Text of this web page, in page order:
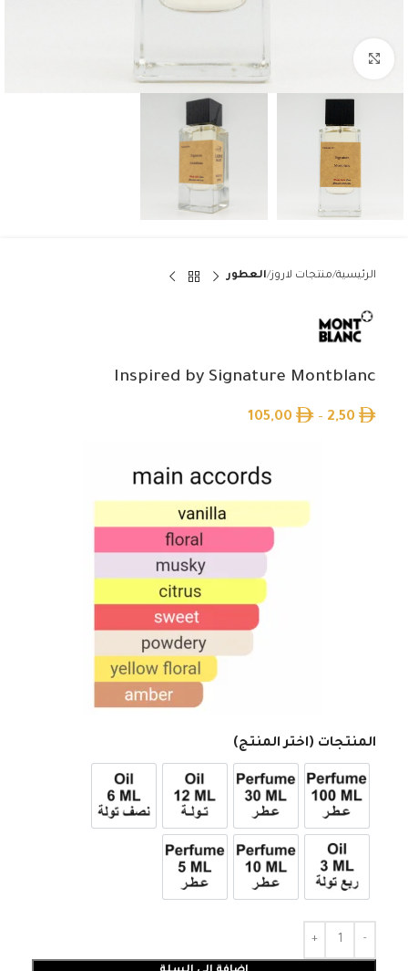
الرئيسية منتجات لاروز العطور
Inspired by Signature Montblanc
2,50
–
105,00
المنتجات (اختر المنتج)
عطر 100ml عطر 30ml 12ml زيت تولة 6ml زيت نصف تولة
3ml زيت ربع تولة عطر 10ml عطر 5ml